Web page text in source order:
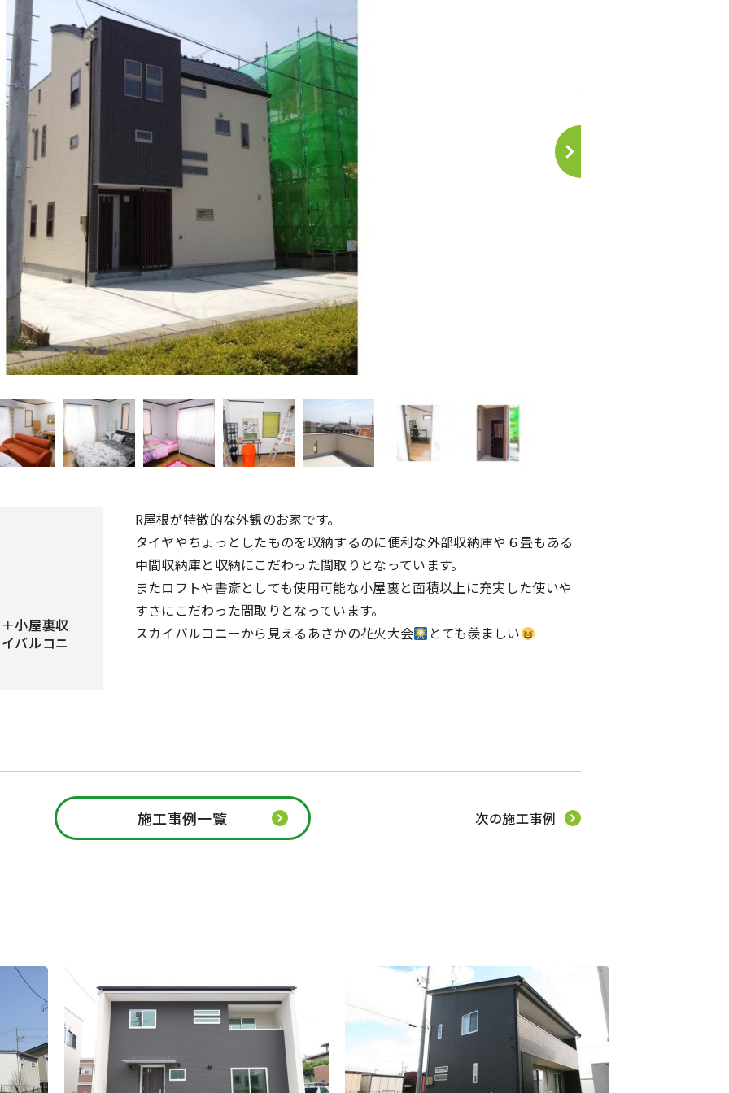
R屋根が特徴的な外観のお家です。
タイヤやちょっとしたものを収納するのに便利な外部収納庫や６畳もある
中間収納庫と収納にこだわった間取りとなっています。
またロフトや書斎としても使用可能な小屋裏と面積以上に充実した使いや
すさにこだわった間取りとなっています。
スカイバルコニーから見えるあさかの花火大会
とても羨ましい
小屋裏収
バルコニ
次の施工事例
施工事例一覧